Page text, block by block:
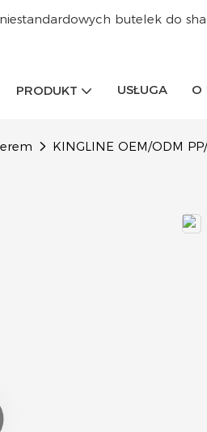
butelek do
PRODUKT USŁUGA O
KINGLINE OEM/ODM